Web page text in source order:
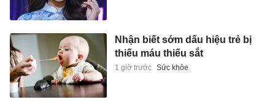
Nhận biết sớm dấu hiệu trẻ bị
thiếu máu thiếu sắt
1 giờ trước Sức khỏe